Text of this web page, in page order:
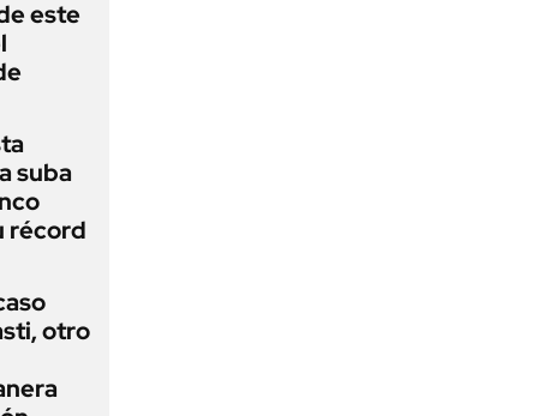
este
suba
récord
otro